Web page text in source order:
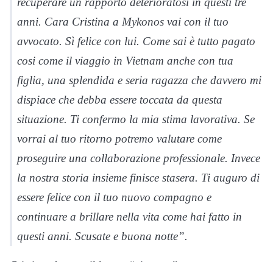
anni. Cara Cristina a Mykonos vai con il tuo
avvocato. Sì felice con lui. Come sai è tutto pagato
cosi come il viaggio in Vietnam anche con tua
figlia, una splendida e seria ragazza che davvero mi
dispiace che debba essere toccata da questa
situazione. Ti confermo la mia stima lavorativa. Se
vorrai al tuo ritorno potremo valutare come
proseguire una collaborazione professionale. Invece
la nostra storia insieme finisce stasera. Ti auguro di
essere felice con il tuo nuovo compagno e
continuare a brillare nella vita come hai fatto in
questi anni. Scusate e buona notte”.